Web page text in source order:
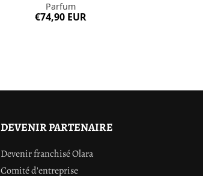
Parfum
€74,90 EUR
DEVENIR PARTENAIRE
Devenir franchisé Olara
Comité d'entreprise